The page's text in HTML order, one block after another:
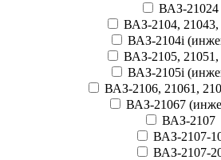
ВАЗ-21024
ВАЗ-2104, 21043,
ВАЗ-2104i
ВАЗ-2105, 21051,
ВАЗ-2105i
ВАЗ-2106, 21061,
ВАЗ-21067
ВАЗ-2107
ВАЗ-2107-
ВАЗ-2107-